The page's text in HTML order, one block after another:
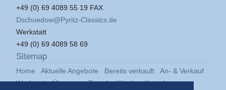
+49 (0) 69 4089 55 19 FAX
Dschuedow@Pyritz-Classics.de
Werkstatt
+49 (0) 69 4089 58 69
Sitemap
Home Aktuelle Angebote Bereits verkauft
An- & Verkauf
Werkstatt
Über uns Zitat der Woche Kontakt